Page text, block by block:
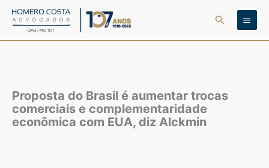
para
Pesquisar
Proposta do Brasil é aumentar trocas
comerciais e complementaridade
econômica com EUA, diz Alckmin